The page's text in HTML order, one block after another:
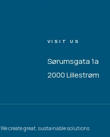
VISIT US
Sørumsgata 1a
2000 Lillestrøm
We create great, sustainable solutions